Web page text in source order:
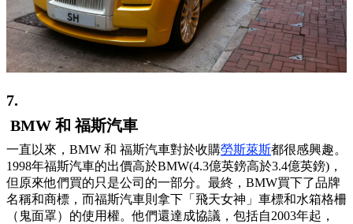
7.
BMW 和 福斯汽車
一直以來，BMW 和 福斯汽車對於收購勞斯萊斯都很感興趣。
1998年福斯汽車的出價高於BMW(4.3億英鎊高於3.4億英鎊)，
但原來他們買的只是公司的一部分。最終，BMW買下了品牌
名稱和商標，而福斯汽車則拿下「飛天女神」車標和水箱格柵
（鬼面罩）的使用權。他們還達成協議，包括自2003年起，